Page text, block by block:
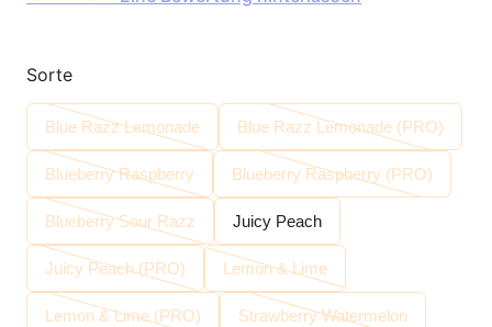
Sorte
Blue Razz Lemonade Blue Razz Lemonade (PRO)
Blueberry Raspberry Blueberry Raspberry (PRO)
Blueberry Sour Razz Juicy Peach
Juicy Peach (PRO) Lemon & Lime
Lemon & Lime (PRO) Strawberry Watermelon